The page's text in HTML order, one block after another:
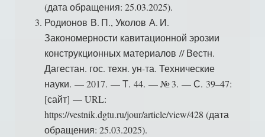
(дата обращения: 25.03.2025).
Родионов В. П., Уколов А. И.
Закономерности кавитационной эрозии
конструкционных материалов // Вестн.
Дагестан. гос. техн. ун-та. Технические
науки. — 2017. — Т. 44. — № 3. — С. 39–47:
[сайт] — URL:
https://vestnik.dgtu.ru/jour/article/view/428 (дата
обращения: 25.03.2025).